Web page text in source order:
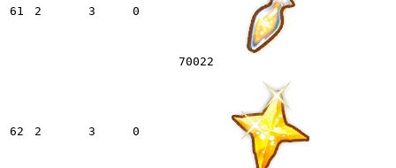
61 2 3 0
70022
62 2 3 0